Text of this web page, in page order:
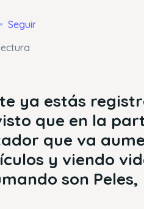
Seguir
ya estás
que en la
que va
y viendo
son